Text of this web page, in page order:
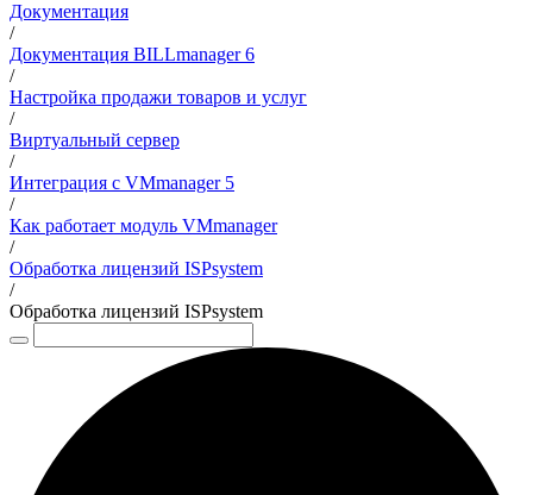
Документация
/
Документация BILLmanager 6
/
Настройка продажи товаров и услуг
/
Виртуальный сервер
/
Интеграция с VMmanager 5
/
Как работает модуль VMmanager
/
Обработка лицензий ISPsystem
/
Обработка лицензий ISPsystem